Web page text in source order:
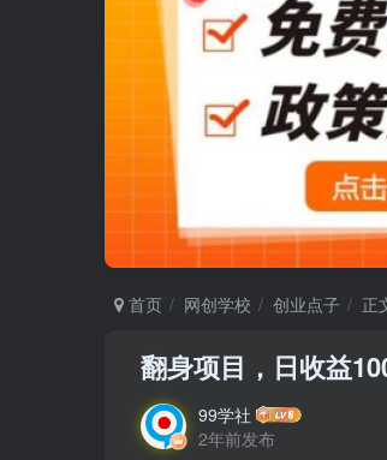
首页 网创学校 创业点子 正
翻身项目，日收益
99学社
2年前发布